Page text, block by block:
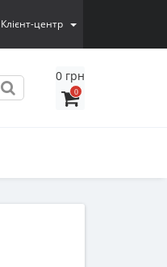
Клієнт-центр
0 грн
0